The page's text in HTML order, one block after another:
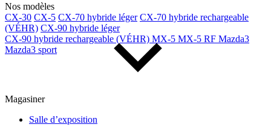
Nos modèles
CX-30 CX-5 CX-70 hybride léger CX-70 hybride rechargeable
(VÉHR) CX-90 hybride léger
CX-90 hybride rechargeable (VÉHR) MX-5 MX-5 RF Mazda3
Mazda3 sport
Magasiner
Salle d’exposition